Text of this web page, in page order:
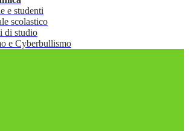
e studenti
scolastico
di studio
e Cyberbullismo